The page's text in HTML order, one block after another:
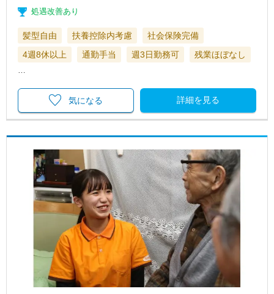
処遇改善あり
髪型自由 扶養控除内考慮
社会保険完備
4週8休以上
通勤手当 週3日勤務可 残業ほぼなし
…
詳細を見る
気になる